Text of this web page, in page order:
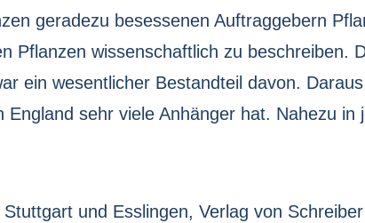
geradezu besessenen Auftraggebern
Pflanzen wissenschaftlich zu beschreiben.
ein wesentlicher Bestandteil davon.
sehr viele Anhänger hat. Nahezu in